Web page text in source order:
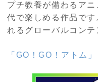
プチ教養が備わるア
代で楽しめる作品で
れるグローバルコンテ
「GO！GO！アトム